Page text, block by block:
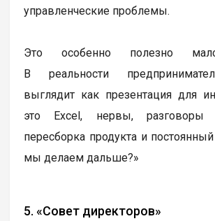
управленческие проблемы.
Это особенно полезно
В реальности
выглядит как презентация для
это Excel, нервы, разговоры
пересборка продукта и
мы делаем дальше?»
5. «Совет директоров»